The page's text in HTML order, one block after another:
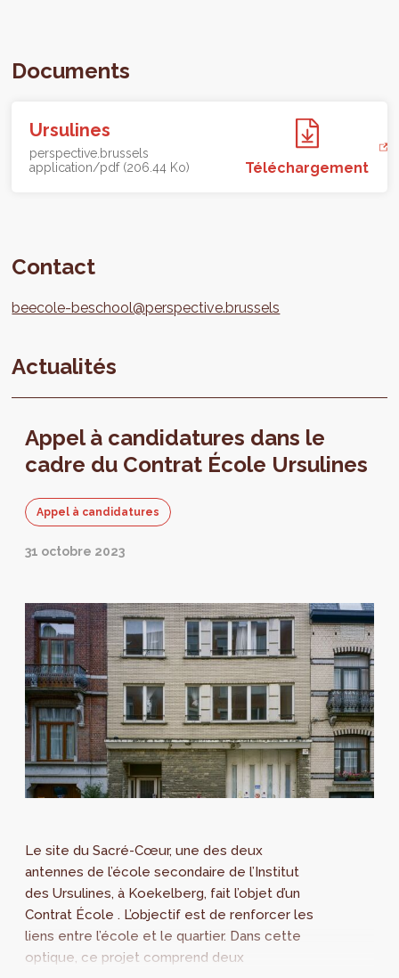
Documents
Ursulines
perspective.brussels
application/pdf (206.44 Ko)
Téléchargement
Contact
beecole-beschool@perspective.brussels
Actualités
Appel à candidatures dans le
cadre du Contrat École Ursulines
Appel à candidatures
31 octobre 2023
Le site du Sacré-Cœur, une des deux
antennes de l’école secondaire de l’Institut
des Ursulines, à Koekelberg, fait l’objet d’un
Contrat École . L’objectif est de renforcer les
liens entre l’école et le quartier. Dans cette
optique, ce projet comprend deux